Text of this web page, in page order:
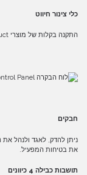
כלי צינור חיווט
התקנה בקלות של מוצרי Panduct® עם תושבת ייעודית או כלי חיתוך לתעלות ידניות.
חבקים
ניתן להדק, לאגד ולנהל
את בטיחות המפעיל.
תושבות כבילה 4 כיוונים